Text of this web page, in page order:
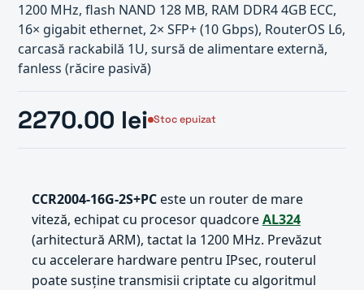
1200 MHz, flash NAND 128 MB, RAM DDR4 4GB ECC,
16× gigabit ethernet, 2× SFP+ (10 Gbps), RouterOS L6,
carcasă rackabilă 1U, sursă de alimentare externă,
fanless (răcire pasivă)
2270.00 lei Stoc epuizat
CCR2004-16G-2S+PCeste un router de mare
viteză, echipat cu procesor quadcoreAL324
(arhitectură ARM), tactat la 1200 MHz. Prevăzut
cu accelerare hardware pentru IPsec, routerul
poate susține transmisii criptate cu algoritmul